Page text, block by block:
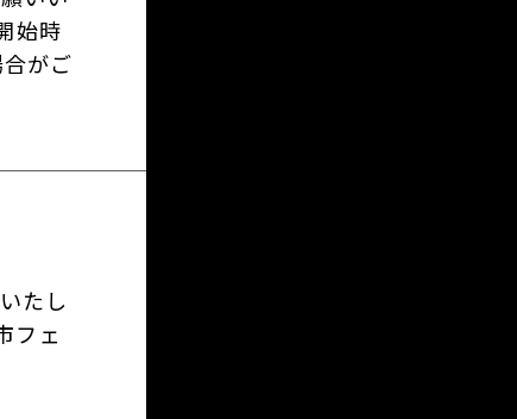
始時
がご
たし
フェ